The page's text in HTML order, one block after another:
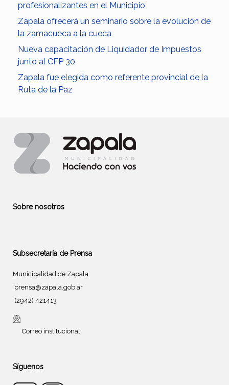
profesionalizantes en el Municipio
Zapala ofrecerá un seminario sobre la evolución de
la zamacueca a la cueca
Nueva capacitación de Liquidador de Impuestos
junto al CFP 30
Zapala fue elegida como referente provincial de la
Ruta de la Paz
Sobre nosotros
Subsecretaría de Prensa
Municipalidad de Zapala
prensa@zapala.gob.ar
(2942) 421413
Correo institucional
Síguenos